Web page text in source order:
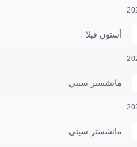
أستون فيلا
مانشستر سيتي
مانشستر سيتي